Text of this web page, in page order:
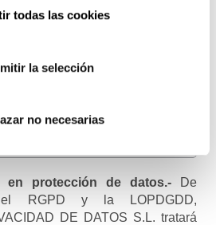
todas las cookies
la selección
no necesarias
en protección de datos.- De
el RGPD y la LOPDGDD,
DE DATOS S.L. tratará